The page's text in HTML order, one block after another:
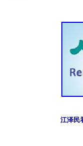
江泽民